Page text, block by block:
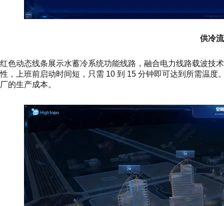
供冷
红色动态线条展示水蓄冷系统功能线路，融合电力线路载波技
性，上班前启动时间短，只需 10 到 15 分钟即可达到所需温度
厂的生产成本。